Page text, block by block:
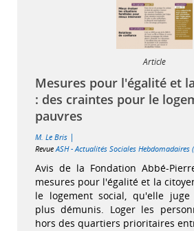
Article
Mesures pour l'égalité et
: des craintes pour le
pauvres
M. Le Bris |
RevueASH - Actualités Sociales Hebdomadaires
Avis de la Fondation Abbé-
mesures pour l'égalité et la
le logement social, qu'elle juge
plus démunis. Loger les
hors des quartiers prioritaires